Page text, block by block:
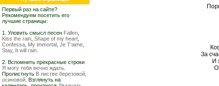
Первый раз на сайте?
Рекомендуем посетить его
лучшие страницы:
1. Уловить смысл песен Fallen
Kiss the rain Shape of my heart
Confessa My immortal Je T'aime
Stay, It will rain
2. Вспомнить прекрасные строки
Я могу тебя вечно ждать
Пролистнуть В листве березовой,
осиновой . Взглянуть на
За
И